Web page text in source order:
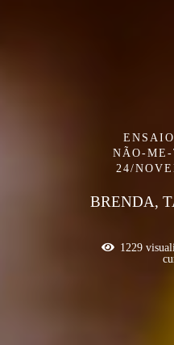
NÃO-ME-
24/
BRENDA,
1229